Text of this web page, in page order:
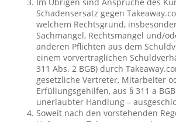
Schadensersatz gegen
welchem Rechtsgrund,
Sachmangel, Rechtsmangel und/
anderen Pflichten aus dem
einem vorvertraglichen
311 Abs. 2 BGB) durch
gesetzliche Vertreter, Mitarbeiter
Erfüllungsgehilfen, aus § 311 a
unerlaubter Handlung –
Soweit nach den vorstehenden